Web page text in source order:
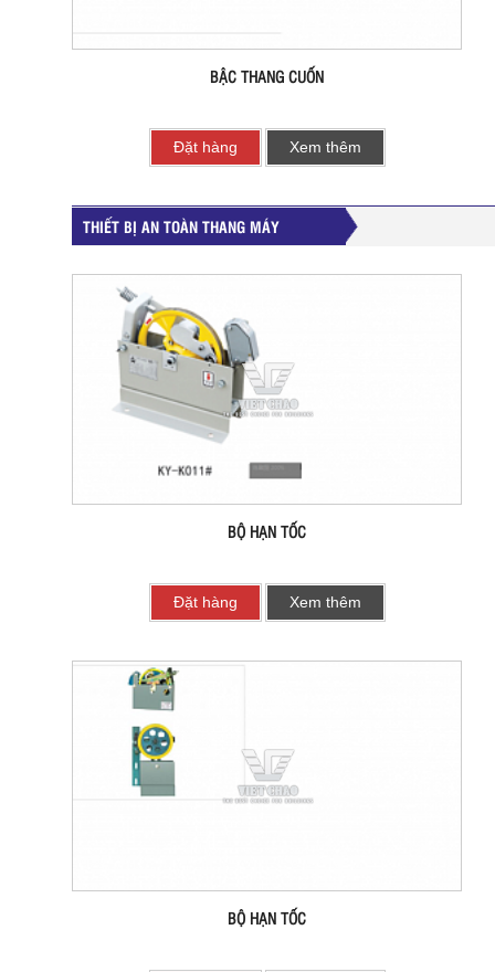
BẬC THANG CUỐN
Đặt hàng Xem thêm
THIẾT BỊ AN TOÀN THANG MÁY
BỘ HẠN TỐC
Đặt hàng Xem thêm
BỘ HẠN TỐC